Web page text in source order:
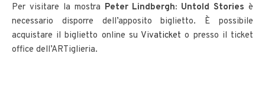
Per visitare la mostra Peter Lindbergh: Untold Stories è
necessario disporre dell’apposito biglietto. È possibile
acquistare il biglietto online suVivaticket o presso il ticket
office dell’ARTiglieria.